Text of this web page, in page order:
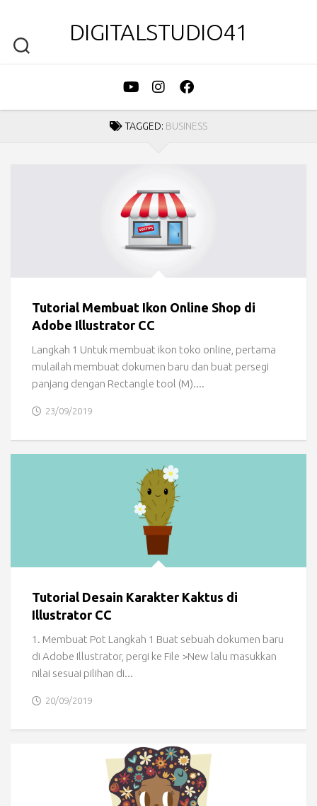
DIGITALSTUDIO41
TAGGED: BUSINESS
Tutorial Membuat Ikon Online Shop di
Adobe Illustrator CC
Langkah 1 Untuk membuat ikon toko online, pertama
mulailah membuat dokumen baru dan buat persegi
panjang dengan Rectangle tool (M)....
23/09/2019
Tutorial Desain Karakter Kaktus di
Illustrator CC
1. Membuat Pot Langkah 1 Buat sebuah dokumen baru
di Adobe Illustrator, pergi ke File >New lalu masukkan
nilai sesuai pilihan di...
20/09/2019